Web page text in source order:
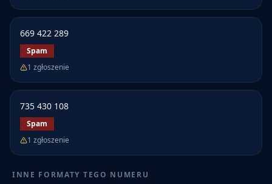
669 422 289
Spam
1 zgłoszenie
735 430 108
Spam
1 zgłoszenie
INNE FORMATY TEGO NUMERU